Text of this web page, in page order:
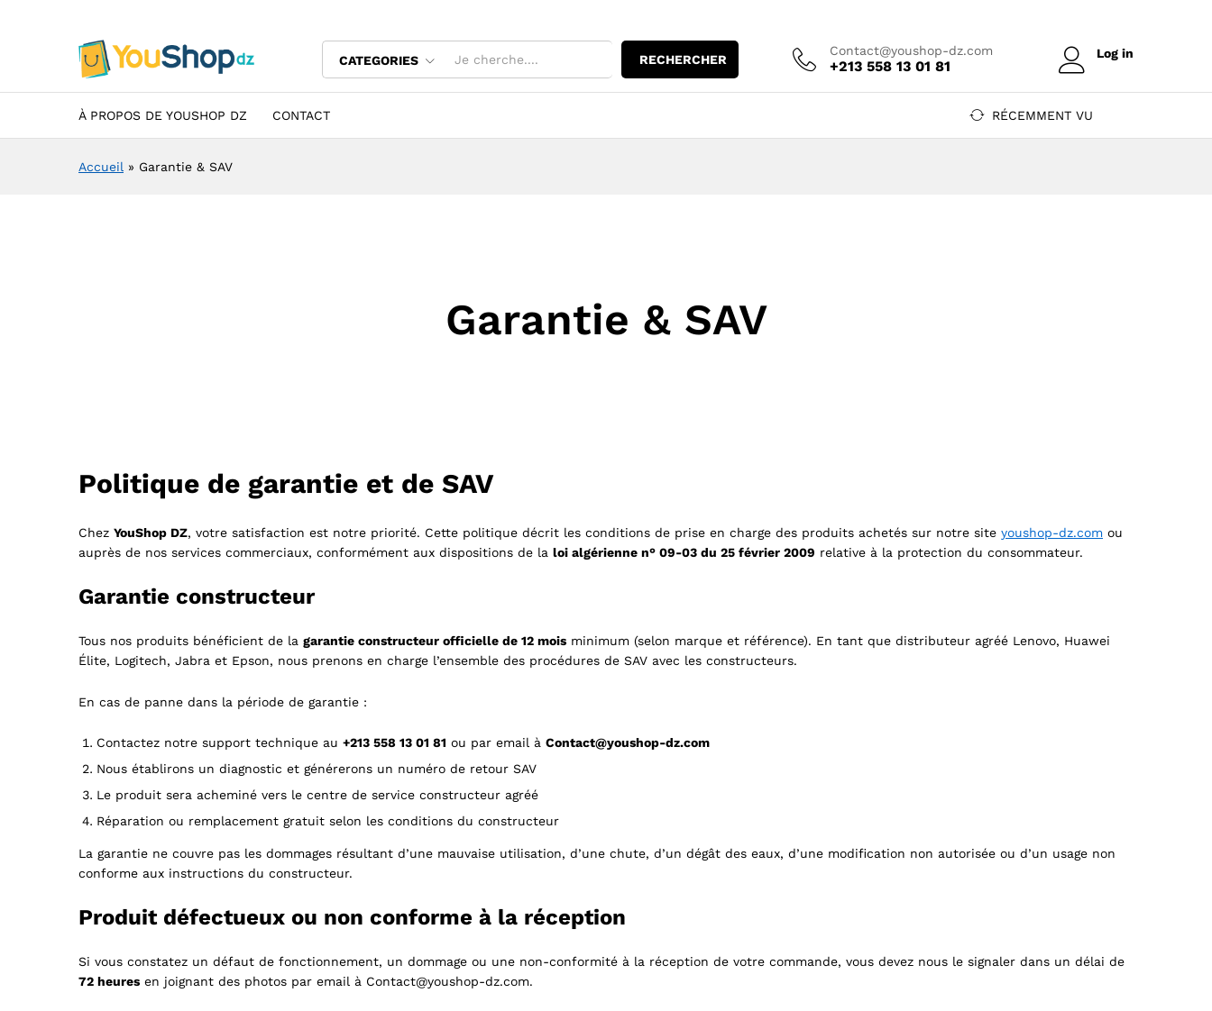
CATEGORIES RECHERCHER
Contact@youshop-dz.com
+213 558 13 01 81
Log in
À PROPOS DE YOUSHOP DZ CONTACT RÉCEMMENT VU
Accueil » Garantie & SAV
Garantie & SAV
Politique de garantie et de SAV
Chez YouShop DZ, votre satisfaction est notre priorité. Cette politique décrit les conditions de prise en charge des produits achetés sur notre site youshop-dz.com ou
auprès de nos services commerciaux, conformément aux dispositions de la loi algérienne n° 09-03 du 25 février 2009 relative à la protection du consommateur.
Garantie constructeur
Tous nos produits bénéficient de la garantie constructeur officielle de 12 mois minimum (selon marque et référence). En tant que distributeur agréé Lenovo, Huawei
Élite, Logitech, Jabra et Epson, nous prenons en charge l’ensemble des procédures de SAV avec les constructeurs.
En cas de panne dans la période de garantie :
Contactez notre support technique au +213 558 13 01 81 ou par email à Contact@youshop-dz.com
Nous établirons un diagnostic et générerons un numéro de retour SAV
Le produit sera acheminé vers le centre de service constructeur agréé
Réparation ou remplacement gratuit selon les conditions du constructeur
La garantie ne couvre pas les dommages résultant d’une mauvaise utilisation, d’une chute, d’un dégât des eaux, d’une modification non autorisée ou d’un usage non
conforme aux instructions du constructeur.
Produit défectueux ou non conforme à la réception
Si vous constatez un défaut de fonctionnement, un dommage ou une non-conformité à la réception de votre commande, vous devez nous le signaler dans un délai de
72 heures en joignant des photos par email à Contact@youshop-dz.com.